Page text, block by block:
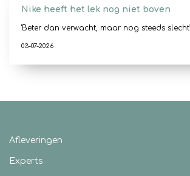
Nike heeft het lek nog niet boven
'Beter dan verwacht, maar nog steeds slecht'
03-07-2026
Afleveringen
Experts